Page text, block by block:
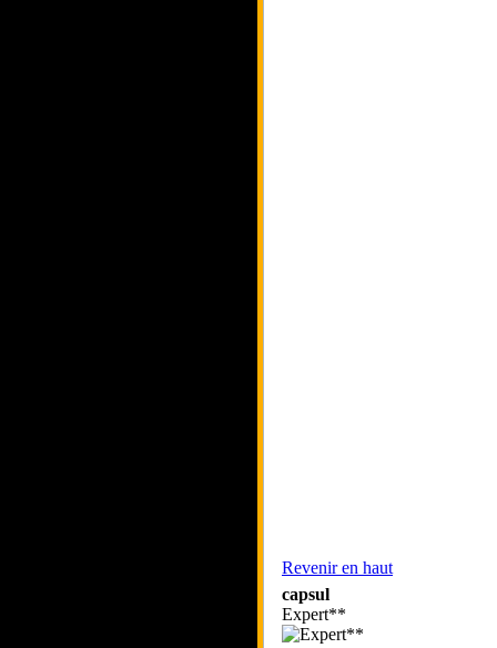
Revenir en haut
capsul
Expert**